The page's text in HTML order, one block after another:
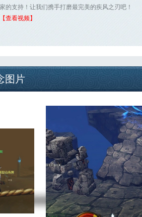
家的支持！让我们携手打磨最完美的疾风之刃吧！
【查看视频】
图片